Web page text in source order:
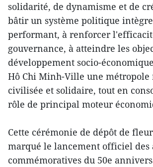
solidarité, de dynamisme et de
bâtir un système politique
performant, à renforcer
gouvernance, à atteindre les
développement socio-
Hô Chi Minh-Ville une métropole
civilisée et solidaire, tout en
rôle de principal moteur
Cette cérémonie de dépôt de
marqué le lancement officiel des
commémoratives du 50e